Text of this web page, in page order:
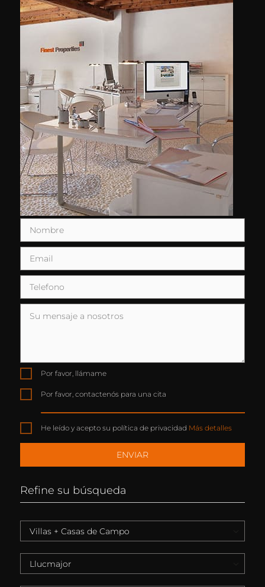
Por favor, llámame
Por favor, contactenós para una cita
He leído y acepto su política de privacidad Más detalles
Refine su búsqueda